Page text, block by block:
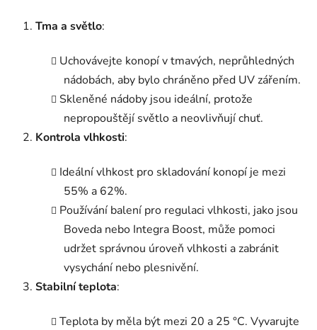
Tma a světlo:
Uchovávejte konopí v tmavých, neprůhledných
nádobách, aby bylo chráněno před UV zářením.
Skleněné nádoby jsou ideální, protože
nepropouštějí světlo a neovlivňují chuť.
Kontrola vlhkosti:
Ideální vlhkost pro skladování konopí je mezi
55% a 62%.
Používání balení pro regulaci vlhkosti, jako jsou
Boveda nebo Integra Boost, může pomoci
udržet správnou úroveň vlhkosti a zabránit
vysychání nebo plesnivění.
Stabilní teplota:
Teplota by měla být mezi 20 a 25 °C. Vyvarujte